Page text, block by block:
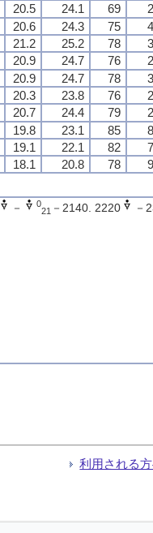
20.5 24.1 69
20.6 24.3 75
21.2 25.2 78
20.9 24.7 76
20.9 24.7 78
20.3 23.8 76
20.7 24.4 79
19.8 23.1 85
19.1 22.1 82
18.1 20.8 78
－ 0
21 －2140. 2220
－
利用される